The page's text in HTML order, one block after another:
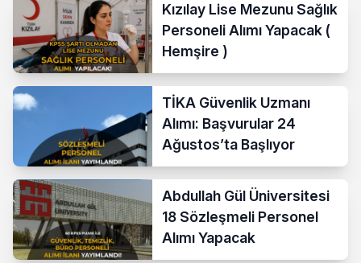
Kızılay Lise Mezunu Sağlık
Personeli Alımı Yapacak (
Hemşire )
TİKA Güvenlik Uzmanı
Alımı: Başvurular 24
Ağustos’ta Başlıyor
Abdullah Gül Üniversitesi
18 Sözleşmeli Personel
Alımı Yapacak